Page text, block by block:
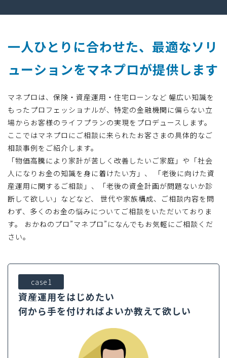
一人ひとりに合わせた、最適なソリ
ューションをマネプロが提供します
マネプロは、保険・資産運用・住宅ローンなど 幅広い知識を
もったプロフェッショナルが、特定の金融機関に偏らない立
場からお客様のライフプランの実現をプロデュースします。
ここではマネプロにご相談に来られたお客さまの具体的なご
相談事例をご紹介します。
「物価高騰により家計が苦しく改善したいご家庭」や「社会
人になりお金の知識を身に着けたい方」、 「老後に向けた資
産運用に関するご相談」、「老後の資金計画が問題ないか診
断して欲しい」などなど、 世代や家族構成、ご相談内容を問
わず、多くのお金の悩みについてご相談をいただいておりま
す。 おかねのプロ”マネプロ”になんでもお気軽にご相談くだ
さい。
資産運用をはじめたい
何から手を付ければよいか教えて欲しい
case1